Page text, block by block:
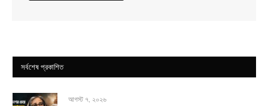
সর্বশেষ প্রকাশিত
আগস্ট ৭, ২০২৬